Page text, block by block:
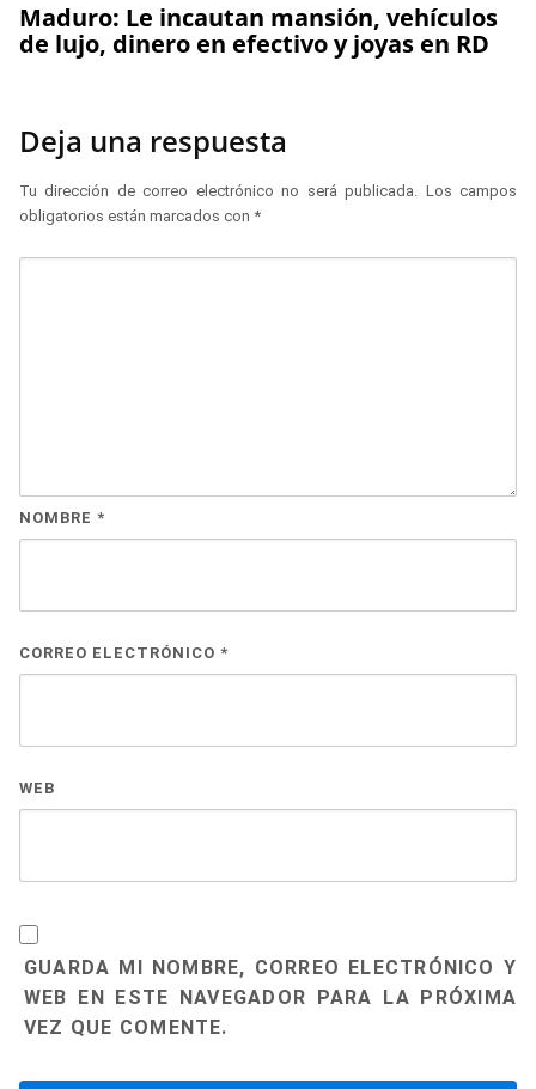
Maduro: Le incautan mansión, vehículos
de lujo, dinero en efectivo y joyas en RD
Deja una respuesta
Tu dirección de correo electrónico no será publicada. Los campos
obligatorios están marcados con *
NOMBRE *
CORREO ELECTRÓNICO *
WEB
GUARDA MI NOMBRE, CORREO ELECTRÓNICO Y
WEB EN ESTE NAVEGADOR PARA LA PRÓXIMA
VEZ QUE COMENTE.